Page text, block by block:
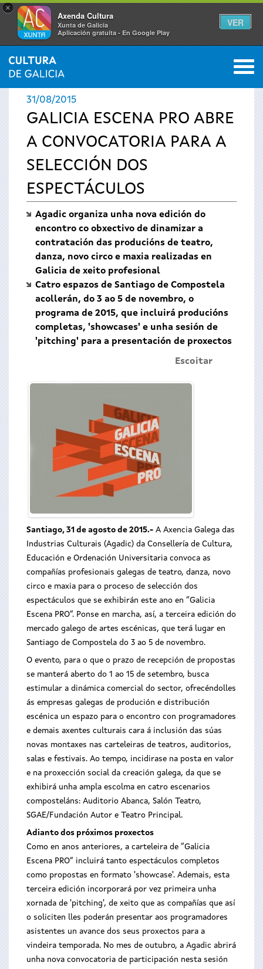
×
Axenda Cultura
Xunta de Galicia
Aplicación gratuíta - En Google Play
VER
Vostede
está
aquí
INICIO › ACTUALIDADE 0
31/08/2015
GALICIA ESCENA PRO ABRE
A CONVOCATORIA PARA A
SELECCIÓN DOS
ESPECTÁCULOS
Agadic organiza unha nova edición do
encontro co obxectivo de dinamizar a
contratación das producións de teatro,
danza, novo circo e maxia realizadas en
Galicia de xeito profesional
Catro espazos de Santiago de Compostela
acollerán, do 3 ao 5 de novembro, o
programa de 2015, que incluirá producións
completas, 'showcases' e unha sesión de
'pitching' para a presentación de proxectos
Escoitar
Santiago, 31 de agosto de 2015.- A Axencia Galega das
Industrias Culturais (Agadic) da Consellería de Cultura,
Educación e Ordenación Universitaria convoca as
compañías profesionais galegas de teatro, danza, novo
circo e maxia para o proceso de selección dos
espectáculos que se exhibirán este ano en “Galicia
Escena PRO”. Ponse en marcha, así, a terceira edición do
mercado galego de artes escénicas, que terá lugar en
Santiago de Compostela do 3 ao 5 de novembro.
O evento, para o que o prazo de recepción de propostas
se manterá aberto do 1 ao 15 de setembro, busca
estimular a dinámica comercial do sector, ofrecéndolles
ás empresas galegas de produción e distribución
escénica un espazo para o encontro con programadores
e demais axentes culturais cara á inclusión das súas
novas montaxes nas carteleiras de teatros, auditorios,
salas e festivais. Ao tempo, incidirase na posta en valor
e na proxección social da creación galega, da que se
exhibirá unha ampla escolma en catro escenarios
composteláns: Auditorio Abanca, Salón Teatro,
SGAE/Fundación Autor e Teatro Principal.
Adianto dos próximos proxectos
Como en anos anteriores, a carteleira de “Galicia
Escena PRO” incluirá tanto espectáculos completos
como propostas en formato 'showcase'. Ademais, esta
terceira edición incorporará por vez primeira unha
xornada de 'pitching', de xeito que as compañías que así
o soliciten lles poderán presentar aos programadores
asistentes un avance dos seus proxectos para a
vindeira temporada. No mes de outubro, a Agadic abrirá
unha nova convocatoria de participación nesta sesión